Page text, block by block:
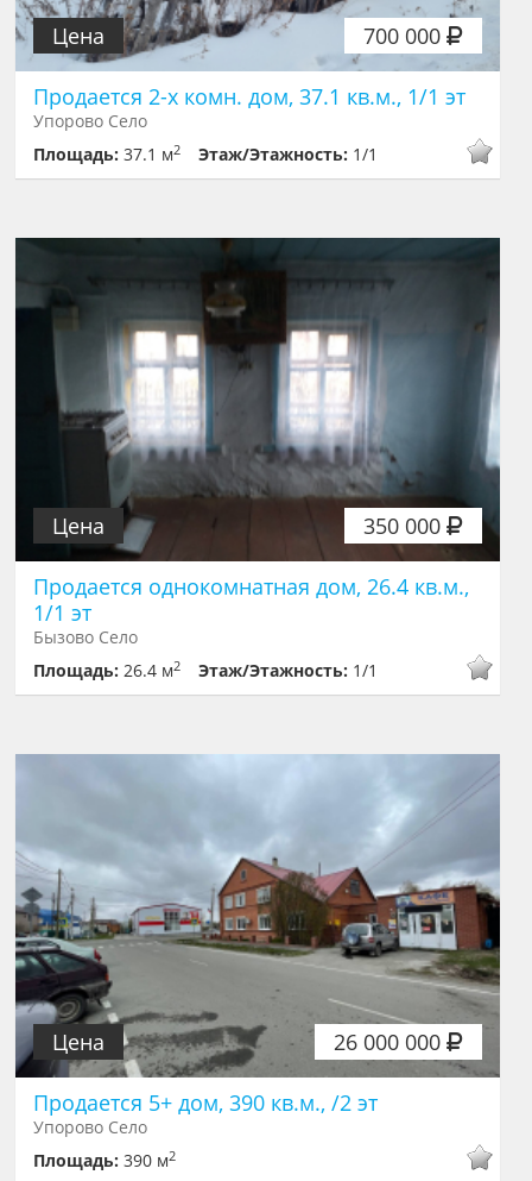
700 000
Цена
Продается 2-х комн. дом, 37.1 кв.м., 1/1 эт
Упорово Село
Площадь:37.1 м2 Этаж/Этажность: 1/1
350 000
Цена
Продается однокомнатная дом, 26.4 кв.м.,
1/1 эт
Бызово Село
Площадь:26.4 м2 Этаж/Этажность: 1/1
26 000 000
Цена
Продается 5+ дом, 390 кв.м., /2 эт
Упорово Село
Площадь:390 м2